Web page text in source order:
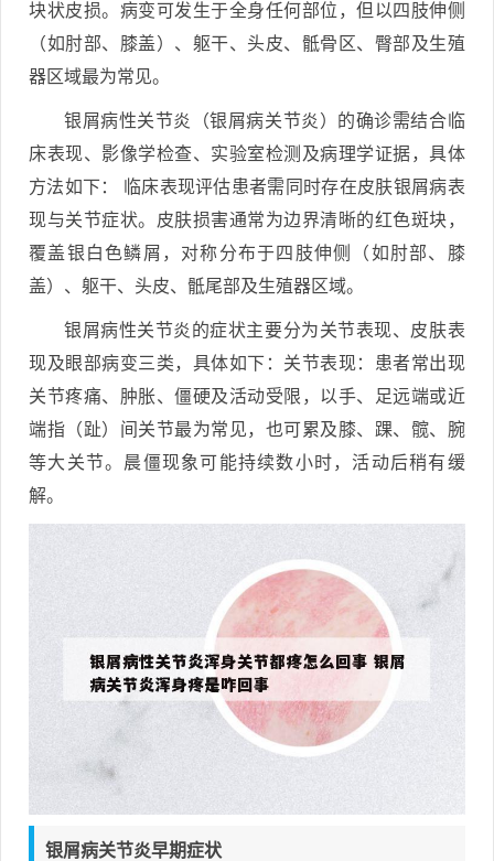
块状皮损。病变可发生于全身任何部位，但以四肢伸侧
（如肘部、膝盖）、躯干、头皮、骶骨区、臀部及生殖
器区域最为常见。
银屑病性关节炎（银屑病关节炎）的确诊需结合临
床表现、影像学检查、实验室检测及病理学证据，具体
方法如下： 临床表现评估患者需同时存在皮肤银屑病表
现与关节症状。皮肤损害通常为边界清晰的红色斑块，
覆盖银白色鳞屑，对称分布于四肢伸侧（如肘部、膝
盖）、躯干、头皮、骶尾部及生殖器区域。
银屑病性关节炎的症状主要分为关节表现、皮肤表
现及眼部病变三类，具体如下：关节表现：患者常出现
关节疼痛、肿胀、僵硬及活动受限，以手、足远端或近
端指（趾）间关节最为常见，也可累及膝、踝、髋、腕
等大关节。晨僵现象可能持续数小时，活动后稍有缓
解。
银屑病关节炎早期症状